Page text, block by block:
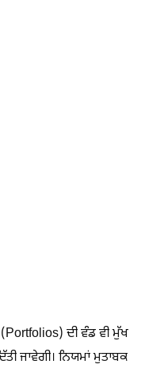
ਦੀ ਵੰਡ ਵੀ ਮੁੱਖ
ਜਾਵੇਗੀ। ਨਿਯਮਾਂ ਮੁਤਾਬਕ